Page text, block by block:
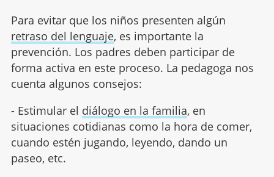
Para evitar que los niños presenten algún
retraso del lenguaje, es importante la
prevención. Los padres deben participar de
forma activa en este proceso. La pedagoga nos
cuenta algunos consejos:
- Estimular el diálogo en la familia, en
situaciones cotidianas como la hora de comer,
cuando estén jugando, leyendo, dando un
paseo, etc.